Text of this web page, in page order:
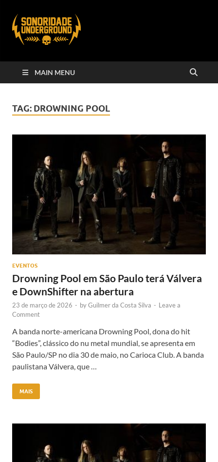
MAIN MENU
TAG: DROWNING POOL
EVENTOS
Drowning Pool em São Paulo terá Válvera
e DownShifter na abertura
23 de março de 2026 - byGuilmer da Costa Silva - Leave a
Comment
A banda norte-americana Drowning Pool, dona do hit
“Bodies”, clássico do nu metal mundial, se apresenta em
São Paulo/SP no dia 30 de maio, no Carioca Club. A banda
paulistana Válvera, que …
MAIS